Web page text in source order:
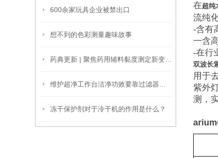
600余家玩具企业被禁出口
想不到的色彩测量趣味故事
冻干保护剂对于冷干机的作用是什么？
在超纯
流纯
-含有
一含
-在行
双波长
用于
紫外
测，